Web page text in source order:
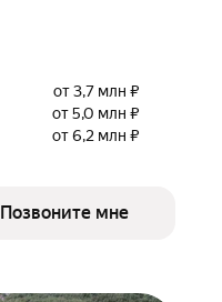
от 3,7 млн ₽
от 5,0 млн ₽
от 6,2 млн ₽
Позвоните мне